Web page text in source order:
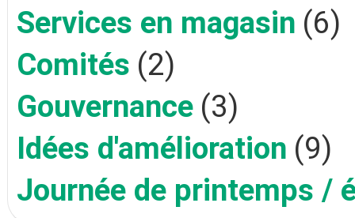
Services en magasin (6)
Comités (2)
Gouvernance (3)
Idées d'amélioration (9)
Journée de printemps /